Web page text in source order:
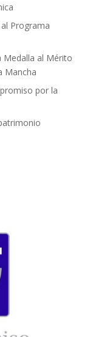
Programa
Medalla al Mérito
Mancha
por la